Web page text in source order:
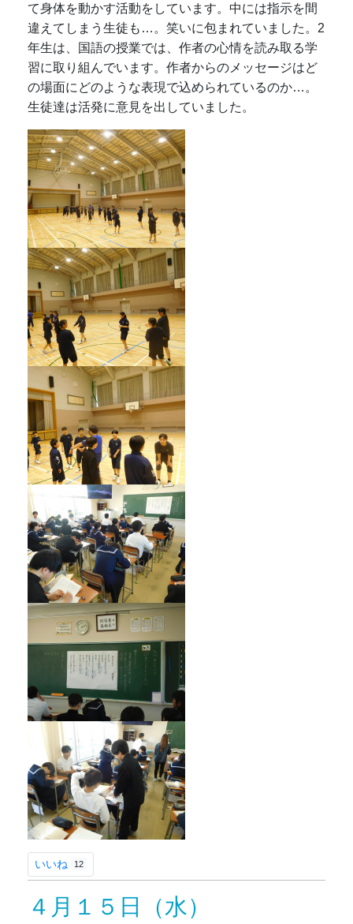
て身体を動かす活動をしています。中には指示を間
違えてしまう生徒も…。笑いに包まれていました。2
年生は、国語の授業では、作者の心情を読み取る学
習に取り組んでいます。作者からのメッセージはど
の場面にどのような表現で込められているのか…。
生徒達は活発に意見を出していました。
いいね 12
４月１５日（水）